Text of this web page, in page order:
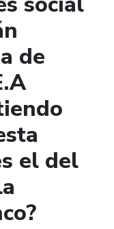
de
el del